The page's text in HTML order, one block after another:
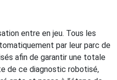
entre en jeu. Tous les
par leur parc de
afin de garantir une totale
de ce diagnostic robotisé,